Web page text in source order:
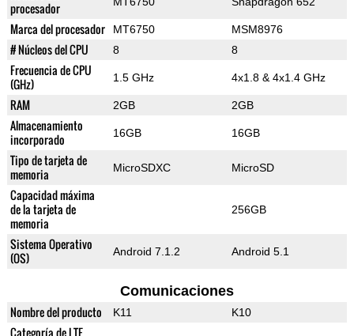
procesador
Marca del procesador MT6750 MSM8976
# Núcleos del CPU 8 8
Frecuencia de CPU
(GHz)
1.5 GHz 4x1.8 & 4x1.4 GHz
RAM 2GB 2GB
Almacenamiento
incorporado
16GB 16GB
Tipo de tarjeta de
memoria
MicroSDXC MicroSD
Capacidad máxima
de la tarjeta de
memoria
256GB
Sistema Operativo
(OS)
Android 7.1.2 Android 5.1
Comunicaciones
Nombre del producto K11 K10
Categoría de LTE